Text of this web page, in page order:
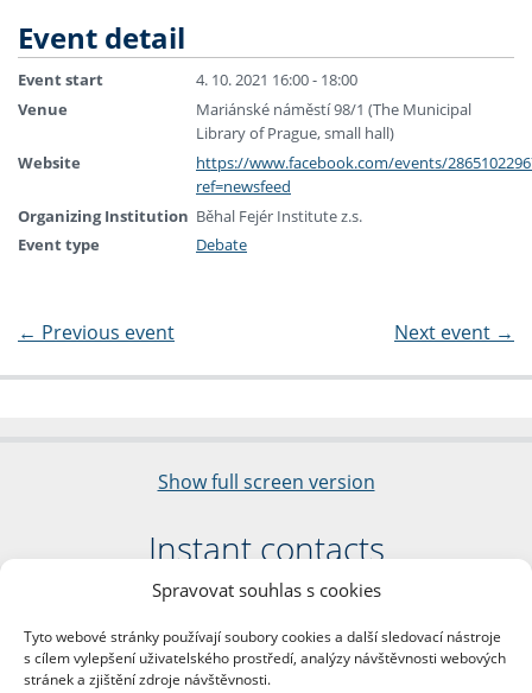
Spravovat souhlas s cookies
Tyto webové stránky používají soubory cookies a další sledovací nástroje
s cílem vylepšení uživatelského prostředí, analýzy návštěvnosti webových
stránek a zjištění zdroje návštěvnosti.
Event detail
Event start
4. 10. 2021 16:00 - 18:00
Venue
Mariánské náměstí 98/1 (The Municipal
Library of Prague, small hall)
Website
https://www.facebook.com/events/
ref=newsfeed
Organizing Institution Běhal Fejér Institute z.s.
Event type
Debate
← Previous event Next event →
Show full screen version
Instant contacts
Faculty of Arts
nám. Jana Palacha 1/2
116 38 Prague 1